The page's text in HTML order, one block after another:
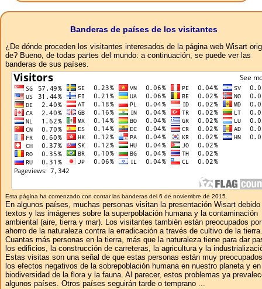
Banderas de países de los visitantes
¿De dónde proceden los visitantes interesados ​​de la página web Wisart
de? Bueno, de todas partes del mundo: a continuación, se puede ver las
banderas de sus países.
Esta página ha comenzado con contar las banderas del 6 de noviembre de 2015.
En algunos países, muchas personas visitan la presentación Wisart
textos y las imágenes sobre la superpoblación humana y la contaminación
ambiental (aire, tierra y mar). Los visitantes también están preocupados
ahorro de la naturaleza contra la erradicación a través de cultivo de la tierra.
Cuantas más personas en la tierra, más que la naturaleza tiene para dar
los edificios, la construcción de carreteras, la agricultura y la
Estas visitas son una señal de que estas personas están muy
los efectos negativos de la sobrepoblación humana en nuestro planeta y
biodiversidad de la flora y la fauna. Al parecer, estos problemas ya
algunos países. Otros países seguirán tarde o temprano ...